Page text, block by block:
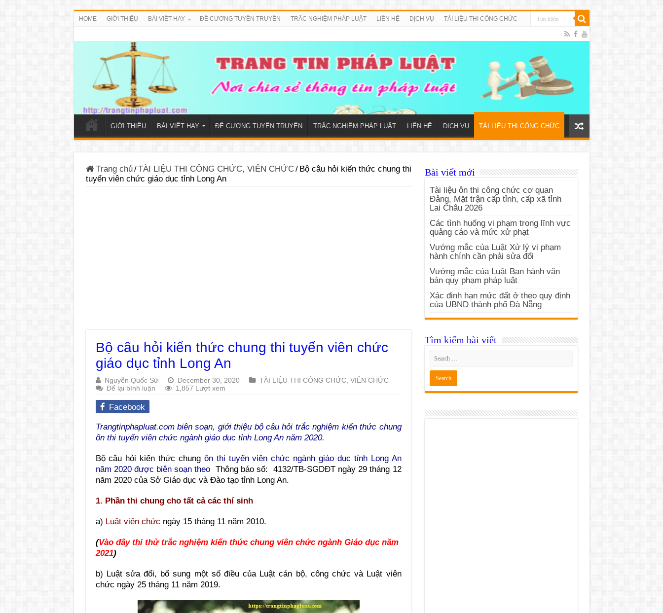
HOME GIỚI THIỆU BÀI VIẾT HAY ĐỀ CƯƠNG TUYÊN TRUYỀN TRẮC NGHIỆM PHÁP LUẬT LIÊN HỆ DỊCH VỤ TÀI LIỆU THI CÔNG CHỨC
GIỚI THIỆU BÀI VIẾT HAY ĐỀ CƯƠNG TUYÊN TRUYỀN TRẮC NGHIỆM PHÁP LUẬT LIÊN HỆ DỊCH VỤ TÀI LIỆU THI CÔNG CHỨC
Trang chủ/TÀI LIỆU THI CÔNG CHỨC, VIÊN CHỨC/ Bộ câu hỏi kiến thức chung thi
tuyển viên chức giáo dục tỉnh Long An
Bộ câu hỏi kiến thức chung thi tuyển viên chức
giáo dục tỉnh Long An
Nguyễn Quốc Sử December 30, 2020
TÀI LIỆU THI CÔNG CHỨC, VIÊN CHỨC
Để lại bình luận
1,857 Lượt xem
Facebook
Trangtinphapluat.com biên soạn, giới thiệu bộ câu hỏi trắc nghiệm kiến thức chung
ôn thi tuyển viên chức ngành giáo dục tỉnh Long An năm 2020.
Bộ câu hỏi kiến thức chung ôn thi tuyển viên chức ngành giáo dục tỉnh Long An
năm 2020 được biên soạn theo Thông báo số: 4132/TB-SGDĐT ngày 29 tháng 12
năm 2020 của Sở Giáo dục và Đào tạo tỉnh Long An.
1. Phần thi chung cho tất cả các thí sinh
a) Luật viên chức ngày 15 tháng 11 năm 2010.
(Vào đây thi thử trắc nghiệm kiến thức chung viên chức ngành Giáo dục năm
2021)
b) Luật sửa đổi, bổ sung một số điều của Luật cán bộ, công chức và Luật viên
chức ngày 25 tháng 11 năm 2019.
Bài viết mới
Tài liệu ôn thi công chức cơ quan
Đảng, Mặt trận cấp tỉnh, cấp xã tỉnh
Lai Châu 2026
Các tình huống vi phạm trong lĩnh vực
quảng cáo và mức xử phạt
Vướng mắc của Luật Xử lý vi phạm
hành chính cần phải sửa đổi
Vướng mắc của Luật Ban hành văn
bản quy phạm pháp luật
Xác định hạn mức đất ở theo quy định
của UBND thành phố Đà Nẵng
Tìm kiếm bài viết